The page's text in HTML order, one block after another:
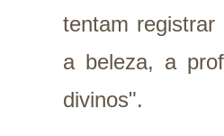
tentam
a beleza, a
divinos".